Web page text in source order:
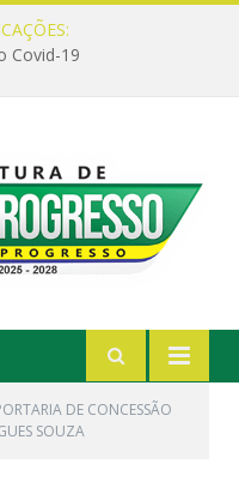
Covid-19
DE CONCESSÃO
SOUZA